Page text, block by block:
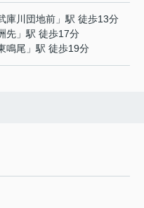
庫川団地前 」駅 徒歩13分
先 」駅 徒歩17分
鳴尾 」駅 徒歩19分